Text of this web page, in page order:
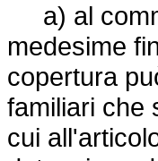
a) al
medesime
copertura
familiari che
cui